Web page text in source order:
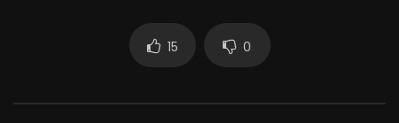
15 0